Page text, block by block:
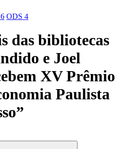
ODS 4
das bibliotecas
e Joel
XV Prêmio
Paulista